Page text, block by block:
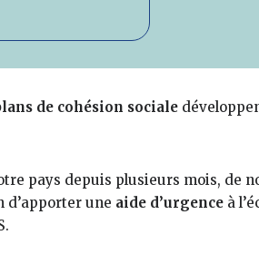
de cohésion sociale
pays depuis plusieurs mois, de
d’apporter une aide d’urgence à